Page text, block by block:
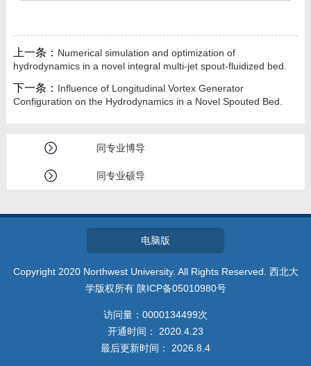
上一条： Numerical simulation and optimization of
hydrodynamics in a novel integral multi-jet spout-fluidized bed.
下一条： Influence of Longitudinal Vortex Generator
Configuration on the Hydrodynamics in a Novel Spouted Bed.
同专业博导
同专业硕导
电脑版
Copyright 2020 Northwest University. All Rights Reserved. 西北大
学版权所有 陕ICP备05010980号
访问量： 0000134499次
开通时间： 2020 4 23
最后更新时间： 2026 8 4